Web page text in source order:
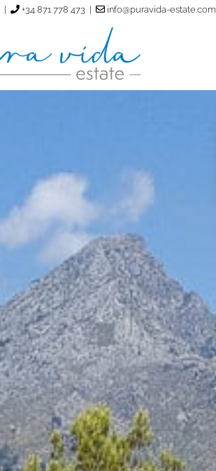
+34 871 778 473 | info@puravida-estate.com